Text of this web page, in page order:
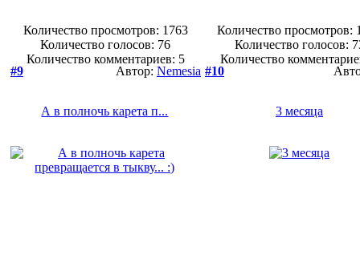
Количество просмотров: 1763
Количество голосов: 76
Количество комментариев: 5
Количество просмотров:
Количество голосов:
Количество
#9
Автор: Nemesia
А в полночь карета п...
#10
3 месяца